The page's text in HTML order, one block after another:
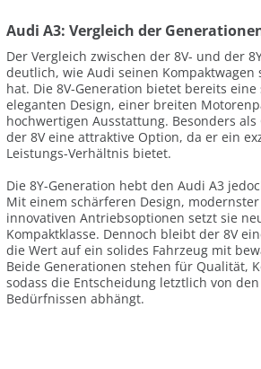
Audi A3: Vergleich der
Der Vergleich zwischen der 8V- und der
deutlich, wie Audi seinen
hat. Die 8V-Generation bietet bereits
eleganten Design, einer breiten
hochwertigen Ausstattung. Besonders
der 8V eine attraktive Option, da er ein
Leistungs-Verhältnis bietet.
Die 8Y-Generation hebt den Audi A3
Mit einem schärferen Design,
innovativen Antriebsoptionen setzt sie
Kompaktklasse. Dennoch bleibt der 8V
die Wert auf ein solides Fahrzeug mit
Beide Generationen stehen für Qualität,
sodass die Entscheidung letztlich von
Bedürfnissen abhängt.